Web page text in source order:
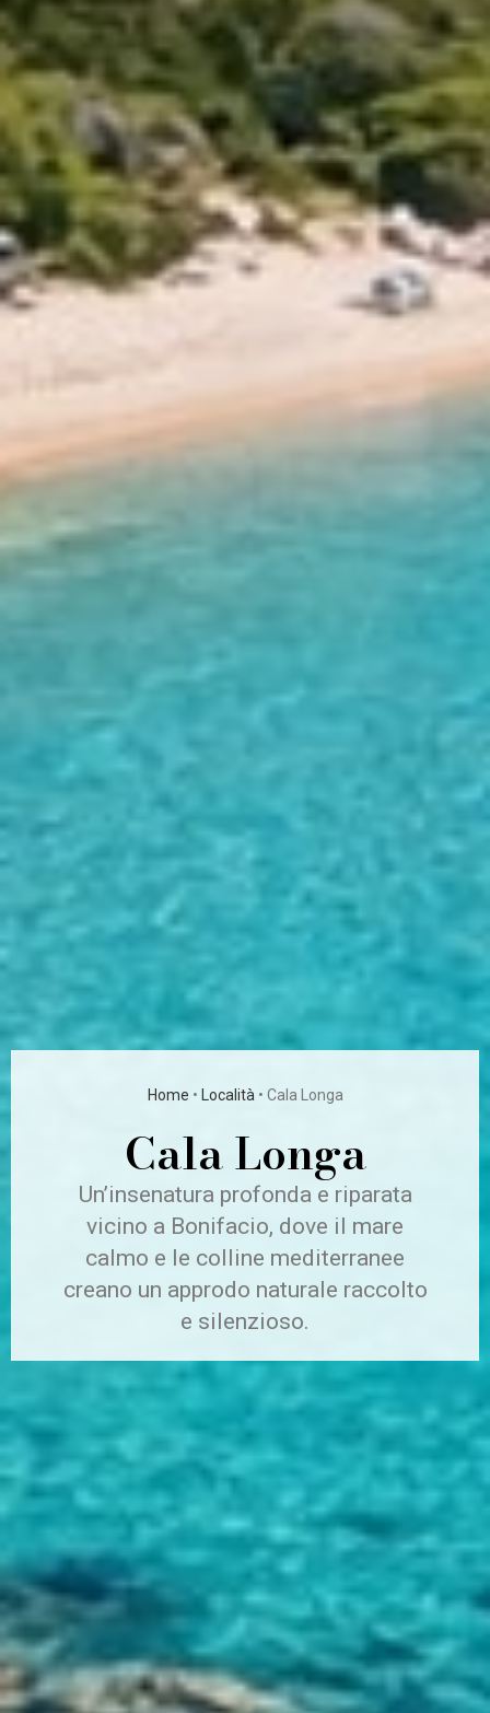
Home • Località • Cala Longa
Cala Longa
Un’insenatura profonda e riparata
vicino a Bonifacio, dove il mare
calmo e le colline mediterranee
creano un approdo naturale raccolto
e silenzioso.